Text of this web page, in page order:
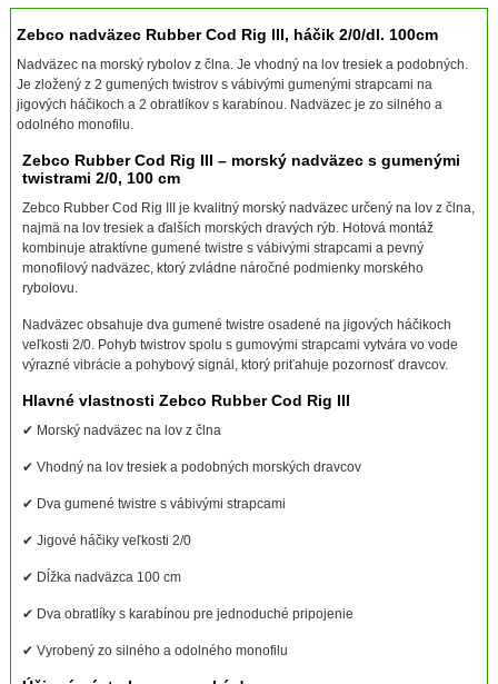
Zebco nadväzec Rubber Cod Rig lll, háčik 2/0/dl. 100cm
Nadväzec na morský rybolov z člna. Je vhodný na lov tresiek a podobných.
Je zložený z 2 gumených twistrov s vábivými gumenými strapcami na
jigových háčikoch a 2 obratlíkov s karabínou. Nadväzec je zo silného a
odolného monofilu.
Zebco Rubber Cod Rig III – morský nadväzec s gumenými
twistrami 2/0, 100 cm
Zebco Rubber Cod Rig III je kvalitný morský nadväzec určený na lov z člna,
najmä na lov tresiek a ďalších morských dravých rýb. Hotová montáž
kombinuje atraktívne gumené twistre s vábivými strapcami a pevný
monofilový nadväzec, ktorý zvládne náročné podmienky morského
rybolovu.
Nadväzec obsahuje dva gumené twistre osadené na jigových háčikoch
veľkosti 2/0. Pohyb twistrov spolu s gumovými strapcami vytvára vo vode
výrazné vibrácie a pohybový signál, ktorý priťahuje pozornosť dravcov.
Hlavné vlastnosti Zebco Rubber Cod Rig III
✔ Morský nadväzec na lov z člna
✔ Vhodný na lov tresiek a podobných morských dravcov
✔ Dva gumené twistre s vábivými strapcami
✔ Jigové háčiky veľkosti 2/0
✔ Dĺžka nadväzca 100 cm
✔ Dva obratlíky s karabínou pre jednoduché pripojenie
✔ Vyrobený zo silného a odolného monofilu